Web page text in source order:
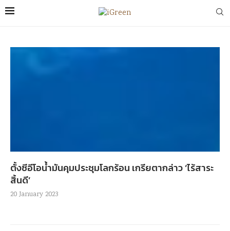
ตั้งซีอีโอน้ำมันคุมประชุมโลกร้อน เกรียตากล่าว ‘ไร้สาระ
สิ้นดี’
20 January 2023